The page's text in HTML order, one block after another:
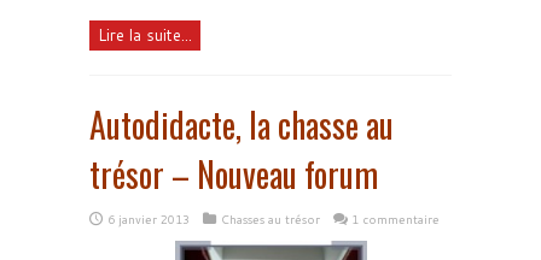
Lire la suite...
Autodidacte, la chasse au
trésor – Nouveau forum
6 janvier 2013 Chasses au trésor 1 commentaire